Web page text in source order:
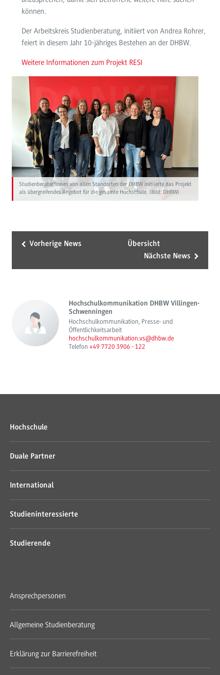
können.
Der Arbeitskreis Studienberatung, initiiert von Andrea Rohrer,
feiert in diesem Jahr 10-jähriges Bestehen an der DHBW.
Weitere Informationen zum Projekt RESI
Studienberater*innen von allen Standorten der DHBW initiierte das Projekt
als übergreifendes Angebot für die gesamte Hochschule. (Bild: DHBW)
Vorherige News
Übersicht
Nächste News
Hochschulkommunikation DHBW Villingen-
Schwenningen
Hochschulkommunikation, Presse- und
Öffentlichkeitsarbeit
hochschulkommunikation.vs@dhbw.de
Telefon+49 7720 3906 - 122
Hochschule
Duale Partner
International
Studieninteressierte
Studierende
Ansprechpersonen
Allgemeine Studienberatung
Erklärung zur Barrierefreiheit